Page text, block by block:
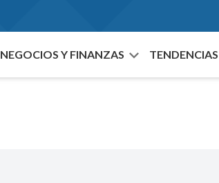
NEGOCIOS Y FINANZAS TENDENCIAS